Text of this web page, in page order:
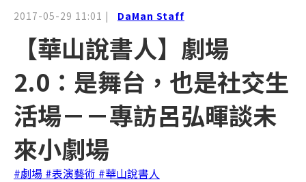
2017-05-29 11:01 | DaMan Staff
【華山說書人】劇場
2.0：是舞台，也是社交生
活場－－專訪呂弘暉談未
來小劇場
#劇場 #表演藝術 #華山說書人